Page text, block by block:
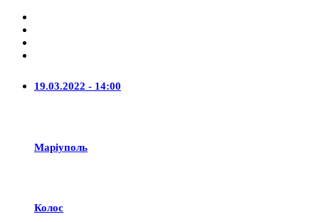
19.03.2022 - 14:00
Маріуполь
Колос